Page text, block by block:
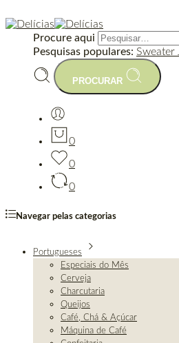
Procure aqui
Pesquisas populares: Sweater
PROCURAR
0
0
0
Navegar pelas categorias
Portugueses
Especiais do Mês
Cerveja
Charcutaria
Queijos
Café, Chá & Açúcar
Máquina de Café